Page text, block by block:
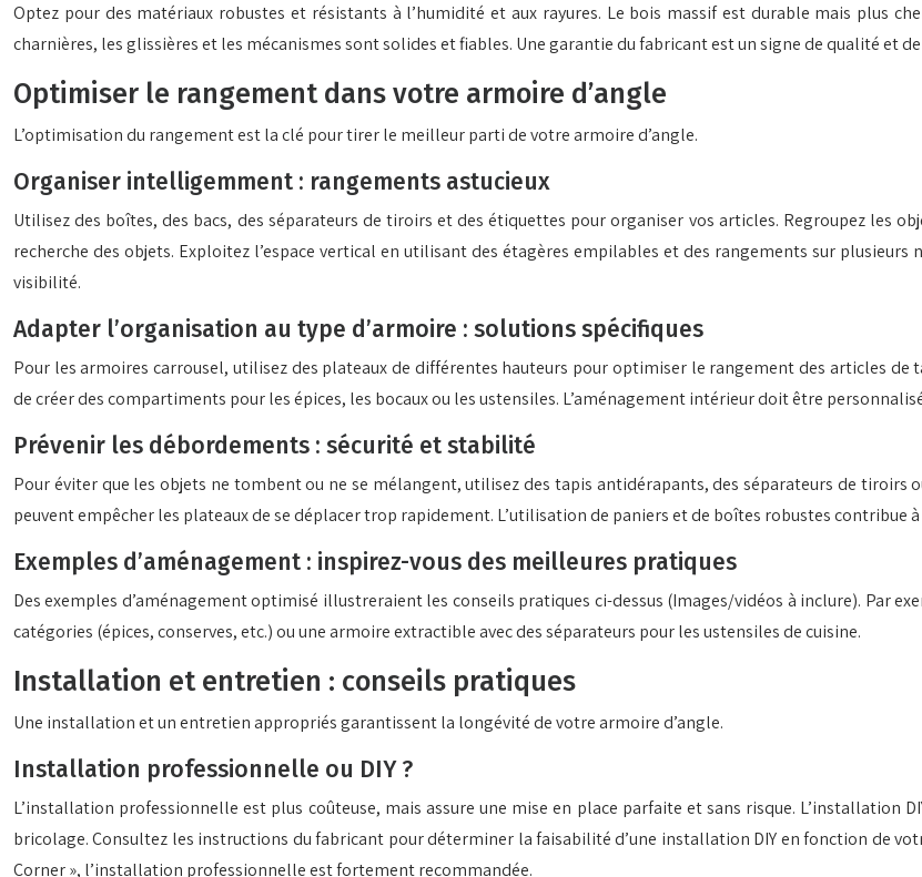
Optez pour des matériaux robustes et résistants à l’humidité et aux rayures. Le bois massif est durable mais plus
charnières, les glissières et les mécanismes sont solides et fiables. Une garantie du fabricant est un signe de qualité et
Optimiser le rangement dans votre armoire d’angle
L’optimisation du rangement est la clé pour tirer le meilleur parti de votre armoire d’angle.
Organiser intelligemment : rangements astucieux
Utilisez des boîtes, des bacs, des séparateurs de tiroirs et des étiquettes pour organiser vos articles. Regroupez les
recherche des objets. Exploitez l’espace vertical en utilisant des étagères empilables et des rangements sur
visibilité.
Adapter l’organisation au type d’armoire : solutions spécifiques
Pour les armoires carrousel, utilisez des plateaux de différentes hauteurs pour optimiser le rangement des articles
de créer des compartiments pour les épices, les bocaux ou les ustensiles. L’aménagement intérieur doit être
Prévenir les débordements : sécurité et stabilité
Pour éviter que les objets ne tombent ou ne se mélangent, utilisez des tapis antidérapants, des séparateurs de
peuvent empêcher les plateaux de se déplacer trop rapidement. L’utilisation de paniers et de boîtes robustes contribue
Exemples d’aménagement : inspirez-vous des meilleures pratiques
Des exemples d’aménagement optimisé illustreraient les conseils pratiques ci-dessus (Images/vidéos à inclure). Par
catégories (épices, conserves, etc.) ou une armoire extractible avec des séparateurs pour les ustensiles de cuisine.
Installation et entretien : conseils pratiques
Une installation et un entretien appropriés garantissent la longévité de votre armoire d’angle.
Installation professionnelle ou DIY ?
L’installation professionnelle est plus coûteuse, mais assure une mise en place parfaite et sans risque. L’installation
bricolage. Consultez les instructions du fabricant pour déterminer la faisabilité d’une installation DIY en fonction de
Corner », l’installation professionnelle est fortement recommandée.